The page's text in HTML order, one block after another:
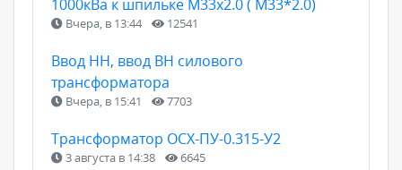
1000кВа к шпильке М33х2.0 ( М33*2.0)
Вчера, в 13:44 12541
Ввод НН, ввод ВН силового
трансформатора
Вчера, в 15:41 7703
Трансформатор ОСХ-ПУ-0.315-У2
3 августа в 14:38 6645